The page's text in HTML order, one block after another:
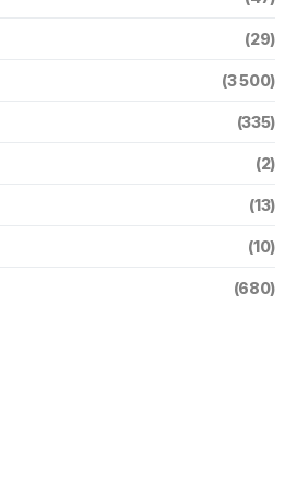
(29)
(3 500)
(335)
(2)
(13)
(10)
(680)